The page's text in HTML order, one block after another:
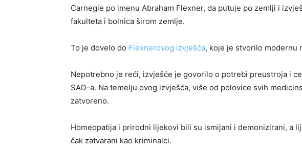
Carnegie po imenu Abraham Flexner, da putuje po zemlji i
fakulteta i bolnica širom zemlje.
To je dovelo do Flexnerovog izvješća, koje je stvorilo modernu
Nepotrebno je reći, izvješće je govorilo o potrebi preustroja i
SAD-a. Na temelju ovog izvješća, više od polovice svih
zatvoreno.
Homeopatija i prirodni lijekovi bili su ismijani i demonizirani, a
čak zatvarani kao kriminalci.